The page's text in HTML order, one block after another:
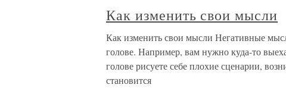
Как изменить свои мысли
Как изменить свои мысли Негативные
голове. Например, вам нужно куда-то
голове рисуете себе плохие сценарии,
становится